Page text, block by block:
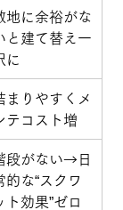
地に余裕がな
と建て替え一
に
まりやすくメ
テコスト増
段がない→日
的な“スクワ
ト効果”ゼロ